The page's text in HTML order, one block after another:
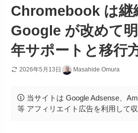
Chromebook は継
Google が改めて
年サポートと移行
2026年5月13日 Masahide Omura
当サイトは Google Adsense、
等 アフィリエイト広告を利用して